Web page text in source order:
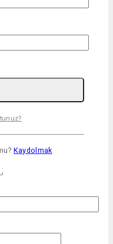
Kg 2.68 ML 3
ilk kişi siz
Gerekli alanlar*ile
Kaydolmak